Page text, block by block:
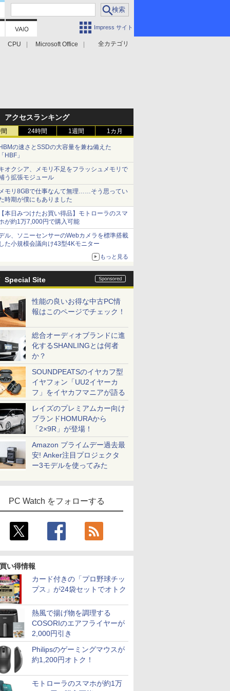
Impress サイト
全カテゴリ
CPU Microsoft Office
アクセスランキング
24時間 1週間 1カ月
の速さとSSDの大容量を兼ね備えた
HBF」
オクシア、メモリ不足をフラッシュメモリで
う拡張モジュール
モリ8GBで仕事なんて無理……そう思ってい
時期が僕にもありました
本日みつけたお買い得品】モトローラのスマ
が約1万7,000円で購入可能
ル、ソニーセンサーのWebカメラを標準搭載
た小規模会議向け43型4Kモニター
もっと見る
Special Site
性能の良いお得な中古PC情
報はこのページでチェック！
総合オーディオブランドに進
化するSHANLINGとは何者
か？
SOUNDPEATSのイヤカフ型
イヤフォン「UU2イヤーカ
フ」をイヤカフマニアが語る
レイズのプレミアムカー向け
ブランドHOMURAから
「2×9R」が登場！
Amazon プライムデー過去最
安! Anker注目プロジェクタ
ー3モデルを使ってみた
PC Watch をフォローする
い得情報
カード付きの「プロ野球チッ
プス」が24袋セットでオトク
熱風で揚げ物を調理する
COSORIのエアフライヤーが
2,000円引き
Philipsのゲーミングマウスが
約1,200円オトク！
モトローラのスマホが約1万